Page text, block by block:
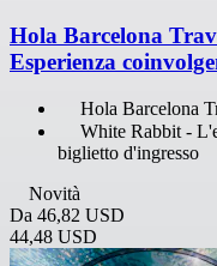
Hola Barcelona
Esperienza
Hola Barcelona
White Rabbit -
biglietto d'ingresso
Novità
Da 46,82 USD
44,48 USD